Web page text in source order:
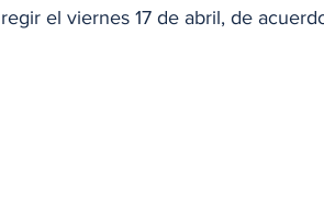
regir el viernes 17 de abril, de